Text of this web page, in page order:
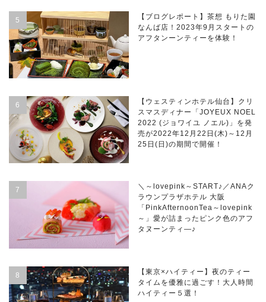
【ブログレポート】茶想 もりた園
なんば店！2023年9月スタートの
アフタンーンティーを体験！
【ウェスティンホテル仙台】クリ
スマスディナー「JOYEUX NOEL
2022 (ジョワイユ ノエル)」を発
売が2022年12月22日(木)～12月
25日(日)の期間で開催！
＼～lovepink～START♪／ANAク
ラウンプラザホテル 大阪
「PinkAfternoonTea～lovepink
～」愛が詰まったピンク色のアフ
タヌーンティ―♪
【東京×ハイティー】夜のティー
タイムを優雅に過ごす！大人時間
ハイティー５選！